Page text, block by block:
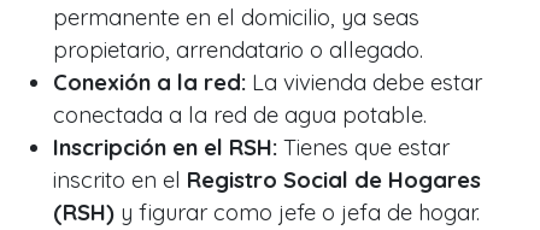
permanente en el domicilio, ya seas
propietario, arrendatario o allegado.
Conexión a la red: La vivienda debe estar
conectada a la red de agua potable.
Inscripción en el RSH: Tienes que estar
inscrito en el Registro Social de Hogares
(RSH) y figurar como jefe o jefa de hogar.